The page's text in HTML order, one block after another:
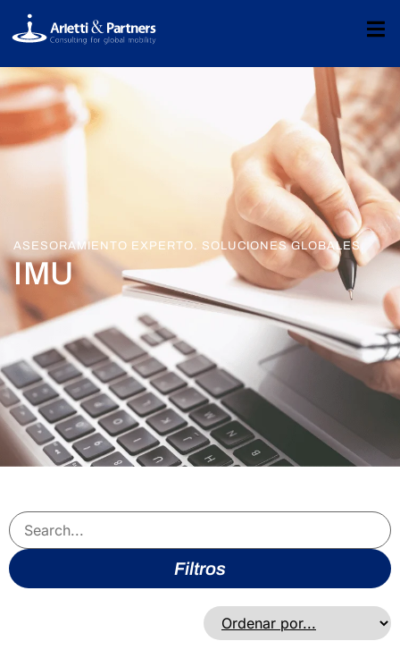
ASESORAMIENTO EXPERTO. SOLUCIONES GLOBALES.
IMU
Filtros